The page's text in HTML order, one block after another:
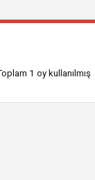
1 oy kullanılmış